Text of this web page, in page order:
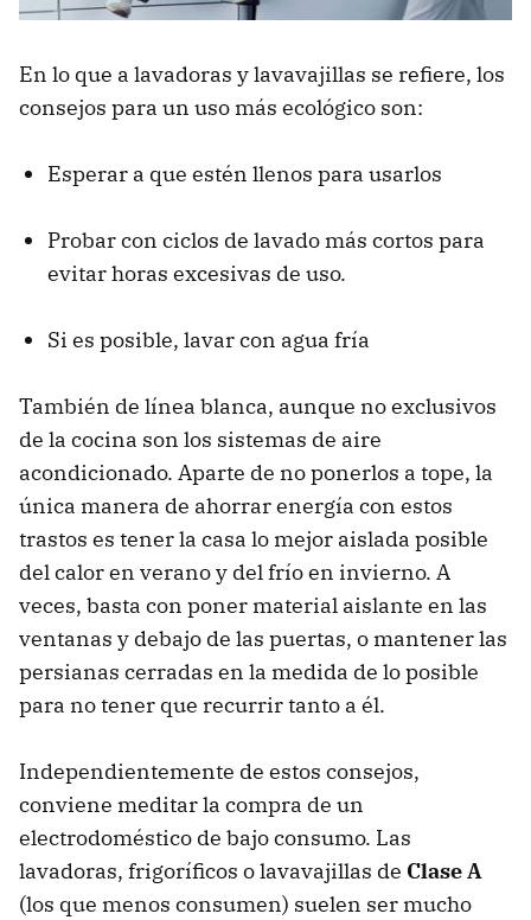
En lo que a lavadoras y lavavajillas se refiere, los
consejos para un uso más ecológico son:
Esperar a que estén llenos para usarlos
Probar con ciclos de lavado más cortos para
evitar horas excesivas de uso.
Si es posible, lavar con agua fría
También de línea blanca, aunque no exclusivos
de la cocina son los sistemas de aire
acondicionado. Aparte de no ponerlos a tope, la
única manera de ahorrar energía con estos
trastos es tener la casa lo mejor aislada posible
del calor en verano y del frío en invierno. A
veces, basta con poner material aislante en las
ventanas y debajo de las puertas, o mantener las
persianas cerradas en la medida de lo posible
para no tener que recurrir tanto a él.
Independientemente de estos consejos,
conviene meditar la compra de un
electrodoméstico de bajo consumo. Las
lavadoras, frigoríficos o lavavajillas de Clase A
(los que menos consumen) suelen ser mucho